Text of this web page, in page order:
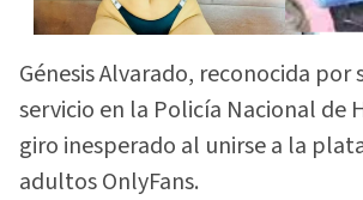
Génesis Alvarado, reconocida por
servicio en la Policía Nacional de
giro inesperado al unirse a la
adultos OnlyFans.